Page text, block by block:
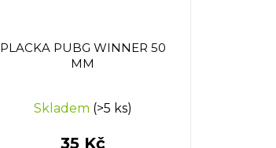
PLACKA PUBG WINNER 50
MM
Skladem (>5 ks)
35 Kč